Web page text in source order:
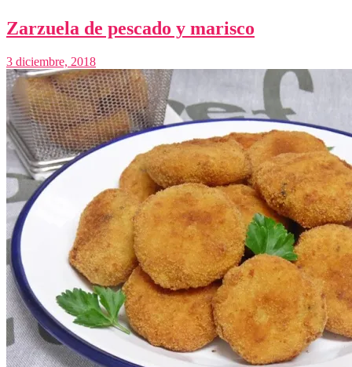
Zarzuela de pescado y marisco
3 diciembre, 2018